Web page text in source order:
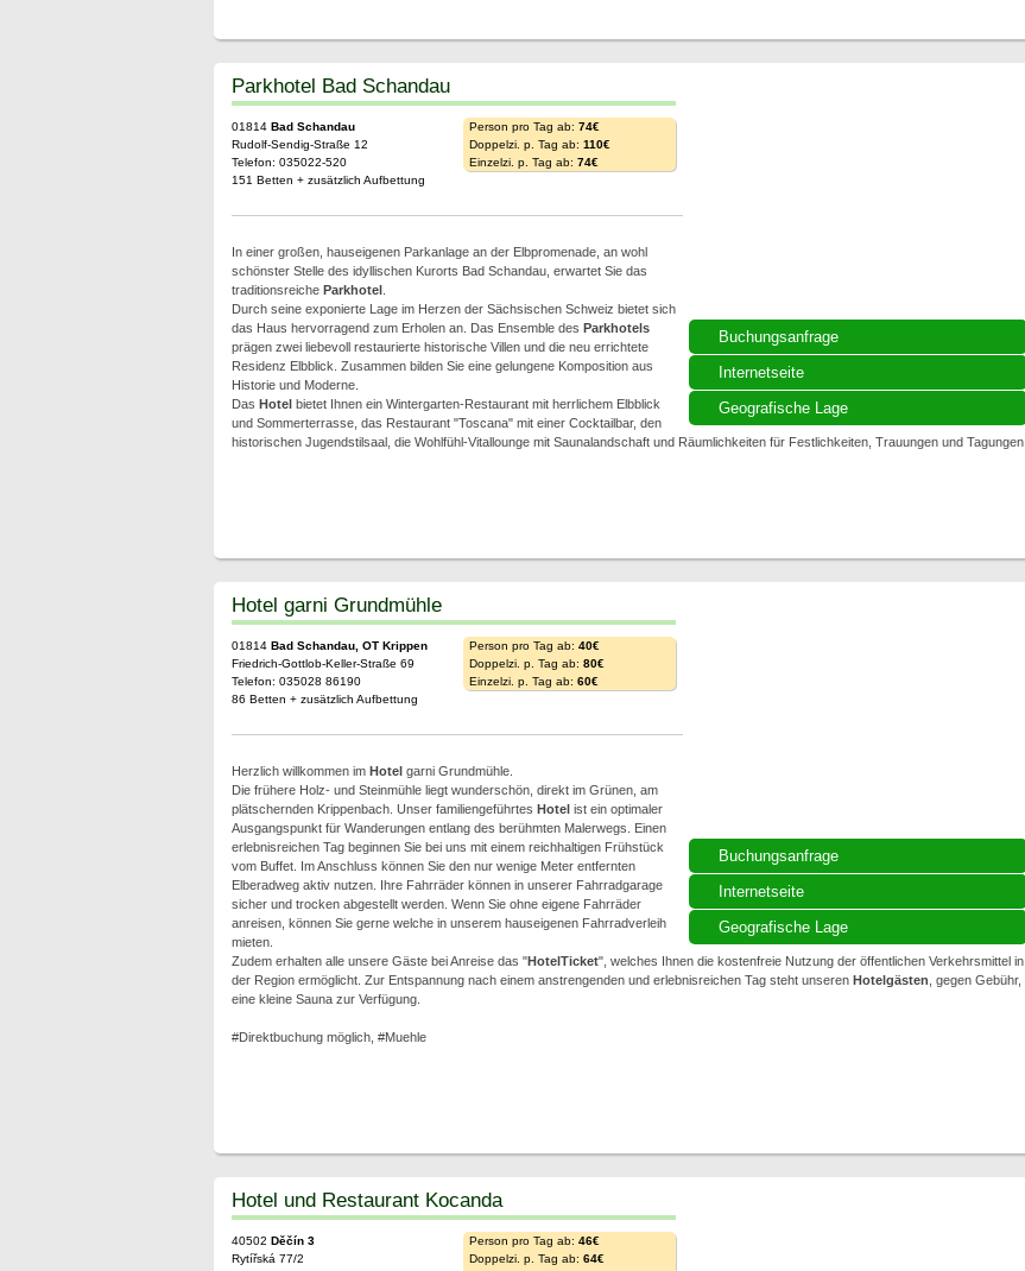
Buchungsanfrage
Internetseite
Geografische Lage
Parkhotel Bad Schandau
01814 Bad Schandau
Rudolf-Sendig-Straße 12
Telefon: 035022-520
151 Betten + zusätzlich Aufbettung
Person pro Tag ab: 74€
Doppelzi. p. Tag ab: 110€
Einzelzi. p. Tag ab: 74€
In einer großen, hauseigenen Parkanlage an der Elbpromenade, an wohl
schönster Stelle des idyllischen Kurorts Bad Schandau, erwartet Sie das
traditionsreiche Parkhotel.
Durch seine exponierte Lage im Herzen der Sächsischen Schweiz bietet sich
das Haus hervorragend zum Erholen an. Das Ensemble des Parkhotels
prägen zwei liebevoll restaurierte historische Villen und die neu errichtete
Residenz Elbblick. Zusammen bilden Sie eine gelungene Komposition aus
Historie und Moderne.
Das Hotelbietet Ihnen ein Wintergarten-Restaurant mit herrlichem Elbblick
und Sommerterrasse, das Restaurant "Toscana" mit einer Cocktailbar, den
historischen Jugendstilsaal, die Wohlfühl-Vitallounge mit Saunalandschaft und Räumlichkeiten für Festlichkeiten, Trauungen und Tagungen.
Buchungsanfrage
Internetseite
Geografische Lage
Hotel garni Grundmühle
01814 Bad Schandau, OT Krippen
Friedrich-Gottlob-Keller-Straße 69
Telefon: 035028 86190
86 Betten + zusätzlich Aufbettung
Person pro Tag ab: 40€
Doppelzi. p. Tag ab: 80€
Einzelzi. p. Tag ab: 60€
Herzlich willkommen im Hotelgarni Grundmühle.
Die frühere Holz- und Steinmühle liegt wunderschön, direkt im Grünen, am
plätschernden Krippenbach. Unser familiengeführtes Hotelist ein optimaler
Ausgangspunkt für Wanderungen entlang des berühmten Malerwegs. Einen
erlebnisreichen Tag beginnen Sie bei uns mit einem reichhaltigen Frühstück
vom Buffet. Im Anschluss können Sie den nur wenige Meter entfernten
Elberadweg aktiv nutzen. Ihre Fahrräder können in unserer Fahrradgarage
sicher und trocken abgestellt werden. Wenn Sie ohne eigene Fahrräder
anreisen, können Sie gerne welche in unserem hauseigenen Fahrradverleih
mieten.
Zudem erhalten alle unsere Gäste bei Anreise das "HotelTicket", welches Ihnen die kostenfreie Nutzung der öffentlichen Verkehrsmittel in
der Region ermöglicht. Zur Entspannung nach einem anstrengenden und erlebnisreichen Tag steht unseren Hotelgästen , gegen Gebühr,
eine kleine Sauna zur Verfügung.
#Direktbuchung möglich, #Muehle
Hotel und Restaurant Kocanda
40502 Děčín 3
Rytířská 77/2
Person pro Tag ab: 46€
Doppelzi. p. Tag ab: 64€